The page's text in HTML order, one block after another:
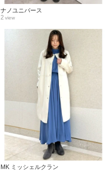
2 view
ナノユニバース
MK ミッシェルクラン